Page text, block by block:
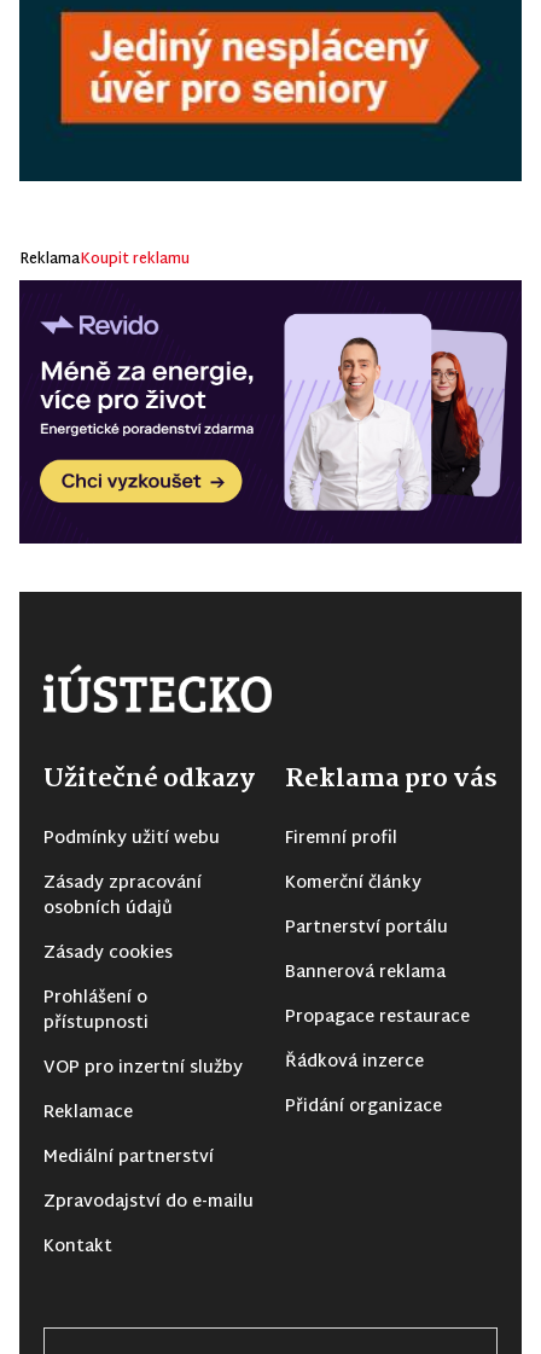
ReklamaKoupit reklamu
Užitečné odkazy
Podmínky užití webu
Zásady zpracování
osobních údajů
Zásady cookies
Prohlášení o
přístupnosti
VOP pro inzertní služby
Reklamace
Mediální partnerství
Zpravodajství do e-mailu
Kontakt
Reklama pro vás
Firemní profil
Komerční články
Partnerství portálu
Bannerová reklama
Propagace restaurace
Řádková inzerce
Přidání organizace